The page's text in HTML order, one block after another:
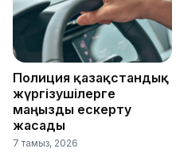
Полиция қазақстандық
жүргізушілерге
маңызды ескерту
жасады
7 тамыз, 2026